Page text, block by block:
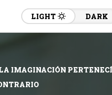
LIGHT DARK
IMAGINACIÓN